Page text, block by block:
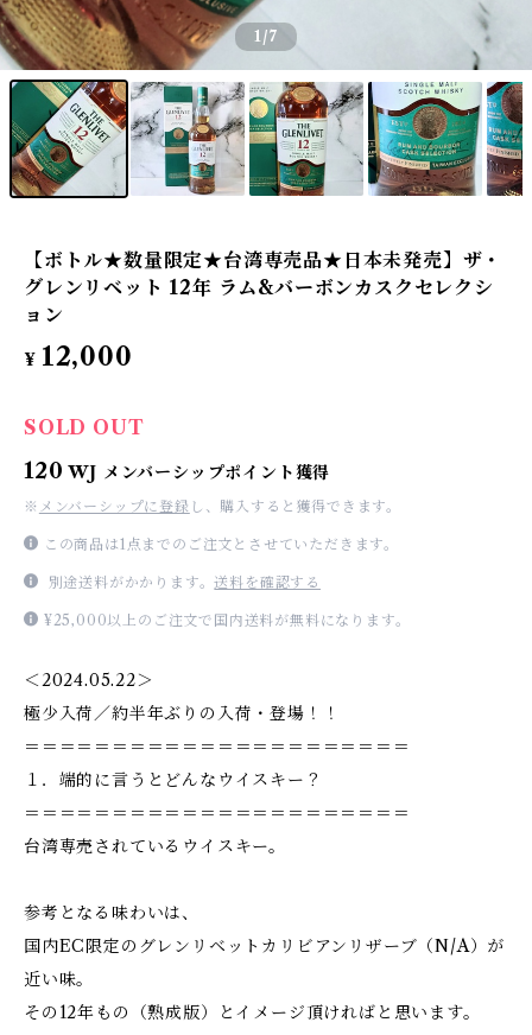
1/7
【ボトル★数量限定★台湾専売品★日本未発売】ザ・
グレンリベット 12年 ラム&バーボンカスクセレクシ
ョン
¥ 12,000
SOLD OUT
120 WJ メンバーシップポイント獲得
※ メンバーシップに登録 し、購入すると獲得できます。
この商品は1点までのご注文とさせていただきます。
別途送料がかかります。送料を確認する
¥25,000以上のご注文で国内送料が無料になります。
＜2024.05.22＞
極少入荷／約半年ぶりの入荷・登場！！
＝＝＝＝＝＝＝＝＝＝＝＝＝＝＝＝＝＝＝＝＝＝
１．端的に言うとどんなウイスキー？
＝＝＝＝＝＝＝＝＝＝＝＝＝＝＝＝＝＝＝＝＝＝
台湾専売されているウイスキー。
参考となる味わいは、
国内EC限定のグレンリベットカリビアンリザーブ（N/A）が
近い味。
その12年もの（熟成版）とイメージ頂ければと思います。